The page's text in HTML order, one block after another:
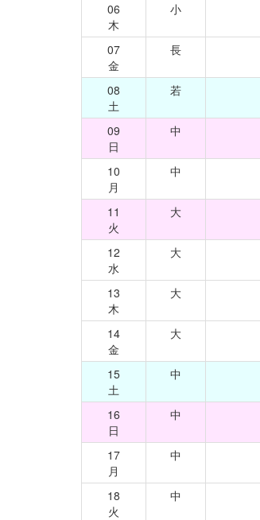
06
木
小
07
金
長
08
土
若
09
日
中
10
月
中
11
火
大
12
水
大
13
木
大
14
金
大
15
土
中
16
日
中
17
月
中
18
火
中